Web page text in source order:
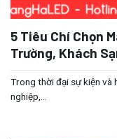
5 Tiêu Chí Chọn
Trường, Khách
Trong thời đại sự kiện và
nghiệp,...